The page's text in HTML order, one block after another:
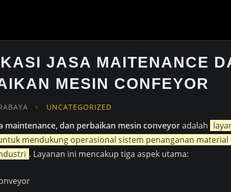
JASA MAITENANCE
MESIN CONFEYOR
UNCATEGORIZED
maintenance, dan perbaikan mesin conveyoradalah
mendukung operasional sistem penanganan material
. Layanan ini mencakup tiga aspek utama: